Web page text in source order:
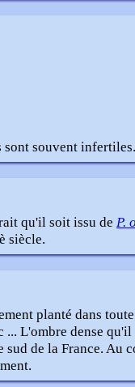
sont souvent infertiles.
qu'il soit issu de P.
siècle.
planté dans toute
... L'ombre dense
de la France. Au